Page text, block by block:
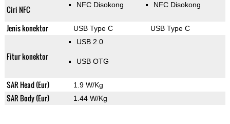
Ciri NFC NFC Disokong NFC Disokong
Jenis konektor USB Type C USB Type C
Fitur konektor
USB 2.0
USB OTG
SAR Head (Eur) 1.9 W/Kg
SAR Body (Eur) 1.44 W/Kg